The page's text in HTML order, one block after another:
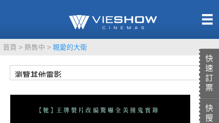
快
速
訂
票
快
搜
首頁 熱售中 親愛的大衛
TITAN SCREEN
影城餐飲